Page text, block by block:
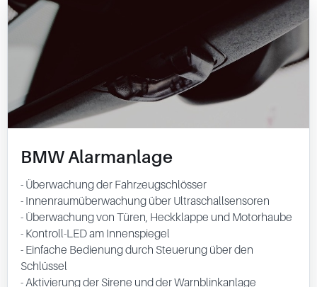
BMW Alarmanlage
- Überwachung der Fahrzeugschlösser
- Innenraumüberwachung über Ultraschallsensoren
- Überwachung von Türen, Heckklappe und Motorhaube
- Kontroll-LED am Innenspiegel
- Einfache Bedienung durch Steuerung über den
Schlüssel
- Aktivierung der Sirene und der Warnblinkanlage